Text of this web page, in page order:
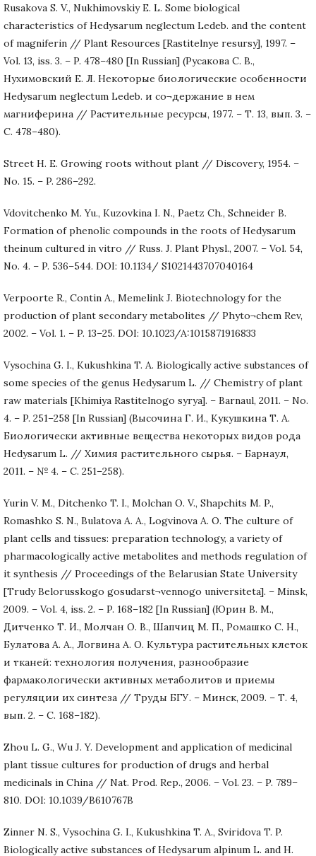
Rusakova S. V., Nukhimovskiy E. L. Some biological
characteristics of Hedysarum neglectum Ledeb. and the content
of magniferin // Plant Resources [Rastitelnye resursy], 1997. –
Vol. 13, iss. 3. – P. 478–480 [In Russian] (Русакова С. В.,
Нухимовский Е. Л. Некоторые биологические особенности
Hedysarum neglectum Ledeb. и со¬держание в нем
магниферина // Растительные ресурсы, 1977. – Т. 13, вып. 3. –
С. 478–480).
Street H. E. Growing roots without plant // Discovery, 1954. –
No. 15. – P. 286–292.
Vdovitchenko M. Yu., Kuzovkina I. N., Paetz Ch., Schneider B.
Formation of phenolic compounds in the roots of Hedysarum
theinum cultured in vitro // Russ. J. Plant Physl., 2007. – Vol. 54,
No. 4. – P. 536–544. DOI: 10.1134/ S1021443707040164
Verpoorte R., Contin A., Memelink J. Biotechnology for the
production of plant secondary metabolites // Phyto¬chem Rev,
2002. – Vol. 1. – P. 13–25. DOI: 10.1023/A:1015871916833
Vysochina G. I., Kukushkina T. A. Biologically active substances of
some species of the genus Hedysarum L. // Chemistry of plant
raw materials [Khimiya Rastitelnogo syrya]. – Barnaul, 2011. – No.
4. – P. 251–258 [In Russian] (Высочина Г. И., Кукушкина Т. А.
Биологически активные вещества некоторых видов рода
Hedysarum L. // Химия растительного сырья. – Барнаул,
2011. – № 4. – С. 251–258).
Yurin V. M., Ditchenko T. I., Molchan O. V., Shapchits M. P.,
Romashko S. N., Bulatova A. A., Logvinova A. O. The culture of
plant cells and tissues: preparation technology, a variety of
pharmacologically active metabolites and methods regulation of
it synthesis // Proceedings of the Belarusian State University
[Trudy Belorusskogo gosudarst¬vennogo universiteta]. – Minsk,
2009. – Vol. 4, iss. 2. – P. 168–182 [In Russian] (Юрин В. М.,
Дитченко Т. И., Молчан О. В., Шапчиц М. П., Ромашко С. Н.,
Булатова А. А., Логвина А. О. Культура растительных клеток
и тканей: технология получения, разнообразие
фармакологически активных метаболитов и приемы
регуляции их синтеза // Труды БГУ. – Минск, 2009. – Т. 4,
вып. 2. – С. 168–182).
Zhou L. G., Wu J. Y. Development and application of medicinal
plant tissue cultures for production of drugs and herbal
medicinals in China // Nat. Prod. Rep., 2006. – Vol. 23. – P. 789–
810. DOI: 10.1039/B610767B
Zinner N. S., Vysochina G. I., Kukushkina T. A., Sviridova T. P.
Biologically active substances of Hedysarum alpinum L. and H.